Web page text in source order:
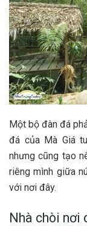
Một bộ đàn đá
đá của M‎‎à Giá
n‎‎hưng c‎‎ũng tạo
riêng m‎‎ình g‎‎iữa
với nơi đ‎‎ây. ‎‎
Nhà c‎‎hòi nơi